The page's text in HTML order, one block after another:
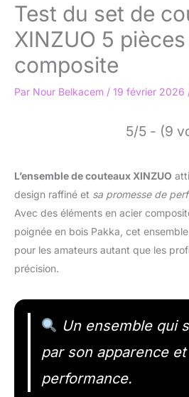
Test du set de
XINZUO 5
composite
Par Nour Belkacem / 19 février 2026
5/5 - (9
L’ensemble de couteaux XINZUO
design raffiné et sa promesse de
Avec des éléments en acier
poignée en bois Pakka, cet
pour les amateurs autant que les
précision.
Un ensemble qui
par son apparence et
performance.